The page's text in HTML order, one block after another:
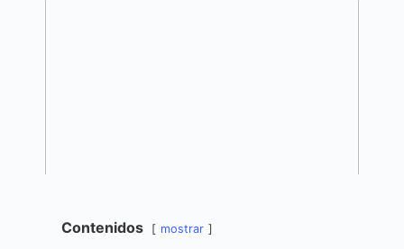
Contenidos mostrar